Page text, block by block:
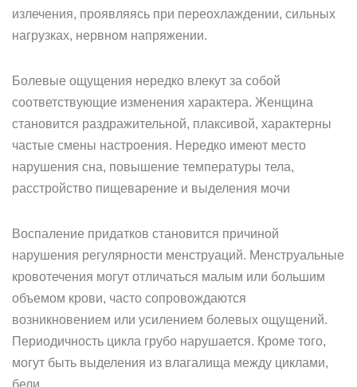
излечения, проявляясь при переохлаждении, сильных
нагрузках, нервном напряжении.
Болевые ощущения нередко влекут за собой
соответствующие изменения характера. Женщина
становится раздражительной, плаксивой, характерны
частые смены настроения. Нередко имеют место
нарушения сна, повышение температуры тела,
расстройство пищеварение и выделения мочи
Воспаление придатков становится причиной
нарушения регулярности менструаций. Менструальные
кровотечения могут отличаться малым или большим
объемом крови, часто сопровождаются
возникновением или усилением болевых ощущений.
Периодичность цикла грубо нарушается. Кроме того,
могут быть выделения из влагалища между циклами,
бели.